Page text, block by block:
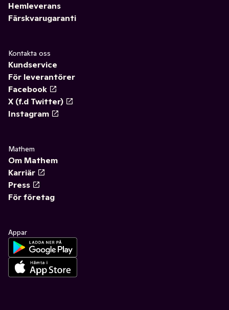
Hemleverans
Färskvarugaranti
Kontakta oss
Kundservice
För leverantörer
Facebook
X (f.d Twitter)
Instagram
Mathem
Om Mathem
Karriär
Press
För företag
Appar